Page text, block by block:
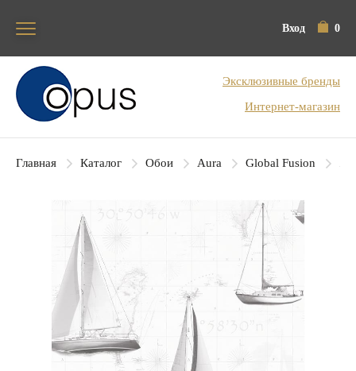
Вход 0
Блок поиска
Эксклюзивные бренды
Интернет-магазин
Главная Каталог Обои Aura Global Fusion